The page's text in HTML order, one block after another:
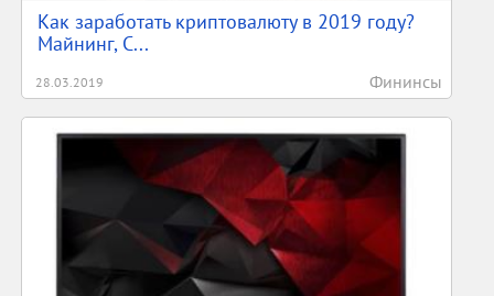
Как заработать криптовалюту в 2019 году?
Майнинг, С...
28.03.2019 Фининсы